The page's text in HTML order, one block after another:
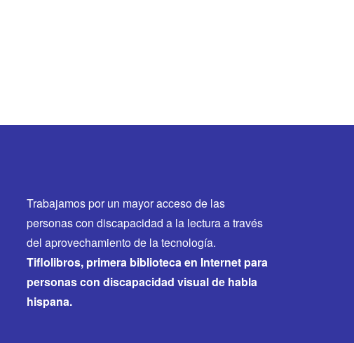
Trabajamos por un mayor acceso de las
personas con discapacidad a la lectura a través
del aprovechamiento de la tecnología.
Tiflolibros, primera biblioteca en Internet para
personas con discapacidad visual de habla
hispana.